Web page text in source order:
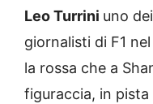
Leo Turrini uno
giornalisti di F1
la rossa che a
figuraccia, in